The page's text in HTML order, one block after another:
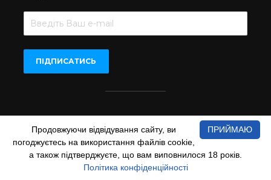
Beer.UA © 2016-2022
При копіюванні матеріалів з сайту обов'язкове пряме
відкрите для пошукових систем гіперпосилання на сайт
www.beer.ua
ПРИЙМАЮ
Продовжуючи відвідування сайту, ви
погоджуєтесь на використання файлів cookie,
а також підтверджуєте, що вам виповнилося 18 років.
Політика конфіденційності